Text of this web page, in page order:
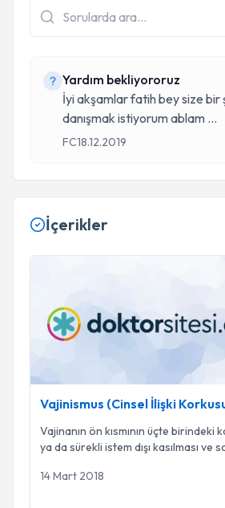
Yardım bekliyororuz
İyi akşamlar fatih bey size bir
danışmak istiyorum ablam ...
FC18.12.2019
İçerikler
Vajinismus (Cinsel İlişki
Vajinanın ön kısmının üçte birindeki
ya da sürekli istem dışı kasılması ve
14 Mart 2018